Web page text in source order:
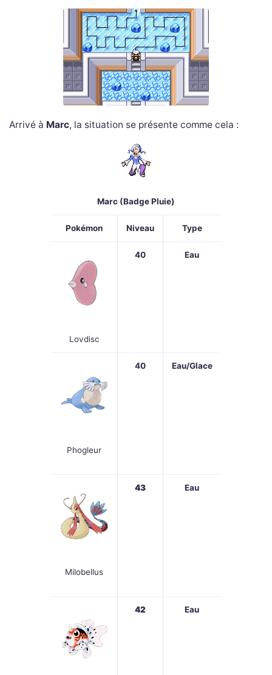
Arrivé à Marc, la situation se présente comme cela :
Marc (Badge Pluie)
Pokémon Niveau Type
Lovdisc
40 Eau
Phogleur
40 Eau/Glace
Milobellus
43 Eau
42 Eau